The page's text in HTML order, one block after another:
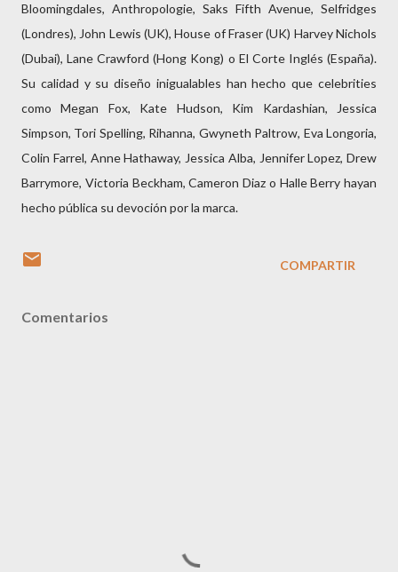
Bloomingdales, Anthropologie, Saks Fifth Avenue, Selfridges
(Londres), John Lewis (UK), House of Fraser (UK) Harvey Nichols
(Dubai), Lane Crawford (Hong Kong) o El Corte Inglés (España).
Su calidad y su diseño inigualables han hecho que celebrities
como Megan Fox, Kate Hudson, Kim Kardashian, Jessica
Simpson, Tori Spelling, Rihanna, Gwyneth Paltrow, Eva Longoria,
Colin Farrel, Anne Hathaway, Jessica Alba, Jennifer Lopez, Drew
Barrymore, Victoria Beckham, Cameron Diaz o Halle Berry hayan
hecho pública su devoción por la marca.
COMPARTIR
Comentarios